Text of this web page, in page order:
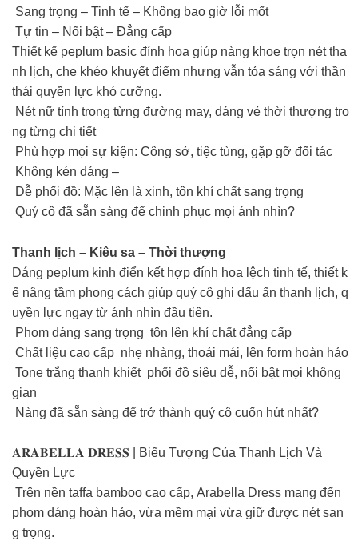
Sang trọng – Tinh tế – Không bao giờ lỗi mốt
Tự tin – Nổi bật – Đẳng cấp
Thiết kế peplum basic đính hoa giúp nàng khoe trọn nét tha
nh lịch, che khéo khuyết điểm nhưng vẫn tỏa sáng với thần
thái quyền lực khó cưỡng.
Nét nữ tính trong từng đường may, dáng vẻ thời thượng tro
ng từng chi tiết
Phù hợp mọi sự kiện: Công sở, tiệc tùng, gặp gỡ đối tác
Không kén dáng –
Dễ phối đồ: Mặc lên là xinh, tôn khí chất sang trọng
Quý cô đã sẵn sàng để chinh phục mọi ánh nhìn?
Thanh lịch – Kiêu sa – Thời thượng
Dáng peplum kinh điển kết hợp đính hoa lệch tinh tế, thiết k
ế nâng tầm phong cách giúp quý cô ghi dấu ấn thanh lịch, q
uyền lực ngay từ ánh nhìn đầu tiên.
Phom dáng sang trọng tôn lên khí chất đẳng cấp
Chất liệu cao cấp nhẹ nhàng, thoải mái, lên form hoàn hảo
Tone trắng thanh khiết phối đồ siêu dễ, nổi bật mọi không
gian
Nàng đã sẵn sàng để trở thành quý cô cuốn hút nhất?
𝐀𝐑𝐀𝐁𝐄𝐋𝐋𝐀 𝐃𝐑𝐄𝐒𝐒 | Biểu Tượng Của Thanh Lịch Và
Quyền Lực
Trên nền taffa bamboo cao cấp, Arabella Dress mang đến
phom dáng hoàn hảo, vừa mềm mại vừa giữ được nét san
g trọng.